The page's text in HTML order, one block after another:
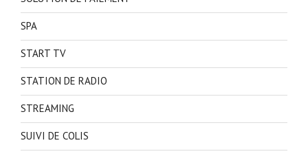
SPA
START TV
STATION DE RADIO
STREAMING
SUIVI DE COLIS